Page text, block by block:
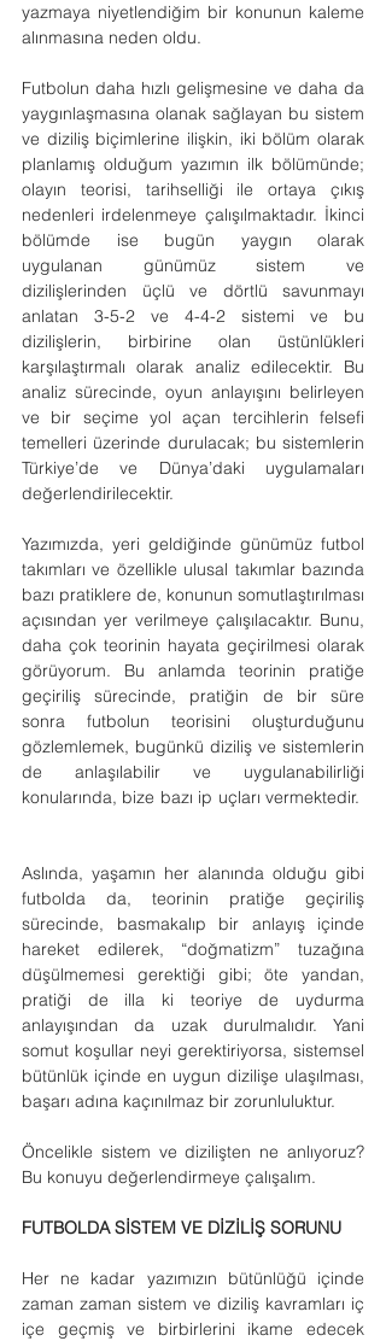
yazmaya niyetlendiğim bir konunun kaleme
alınmasına neden oldu.
Futbolun daha hızlı gelişmesine ve daha da
yaygınlaşmasına olanak sağlayan bu sistem
ve diziliş biçimlerine ilişkin, iki bölüm olarak
planlamış olduğum yazımın ilk bölümünde;
olayın teorisi, tarihselliği ile ortaya çıkış
nedenleri irdelenmeye çalışılmaktadır. İkinci
bölümde ise bugün yaygın olarak
uygulanan günümüz sistem ve
dizilişlerinden üçlü ve dörtlü savunmayı
anlatan 3-5-2 ve 4-4-2 sistemi ve bu
dizilişlerin, birbirine olan üstünlükleri
karşılaştırmalı olarak analiz edilecektir. Bu
analiz sürecinde, oyun anlayışını belirleyen
ve bir seçime yol açan tercihlerin felsefi
temelleri üzerinde durulacak; bu sistemlerin
Türkiye’de ve Dünya’daki uygulamaları
değerlendirilecektir.
Yazımızda, yeri geldiğinde günümüz futbol
takımları ve özellikle ulusal takımlar bazında
bazı pratiklere de, konunun somutlaştırılması
açısından yer verilmeye çalışılacaktır. Bunu,
daha çok teorinin hayata geçirilmesi olarak
görüyorum. Bu anlamda teorinin pratiğe
geçiriliş sürecinde, pratiğin de bir süre
sonra futbolun teorisini oluşturduğunu
gözlemlemek, bugünkü diziliş ve sistemlerin
de anlaşılabilir ve uygulanabilirliği
konularında, bize bazı ip uçları vermektedir.
Aslında, yaşamın her alanında olduğu gibi
futbolda da, teorinin pratiğe geçiriliş
sürecinde, basmakalıp bir anlayış içinde
hareket edilerek, “doğmatizm” tuzağına
düşülmemesi gerektiği gibi; öte yandan,
pratiği de illa ki teoriye de uydurma
anlayışından da uzak durulmalıdır. Yani
somut koşullar neyi gerektiriyorsa, sistemsel
bütünlük içinde en uygun dizilişe ulaşılması,
başarı adına kaçınılmaz bir zorunluluktur.
Öncelikle sistem ve dizilişten ne anlıyoruz?
Bu konuyu değerlendirmeye çalışalım.
FUTBOLDA SİSTEM VE DİZİLİŞ SORUNU
Her ne kadar yazımızın bütünlüğü içinde
zaman zaman sistem ve diziliş kavramları iç
içe geçmiş ve birbirlerini ikame edecek